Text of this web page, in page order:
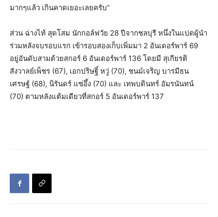
มากๆแล้ว เกินคาดเยอะเลยครับ”
ส่วน ฉ่างไท้ สุดโสม นักกอล์ฟวัย 28 ปีจากชลบุรี หนึ่งในแปดผู้นำ
ร่วมหลังจบรอบแรก เข้ารอบสองเก็บเพิ่มมา 2 อันเดอร์พาร์ 69
อยู่อันดับสามด้วยสกอร์ 6 อันเดอร์พาร์ 136 โดยมี สุเกียรติ
สังวาลย์เพ็ชร (67), เอกปริษฐิ์ หวู่ (70), ชนม์เจริญ บารมีธน
เศรษฐ์ (68), นิรันดร์ แซ่อึ้ง (70) และ เทพบดินทร์ อัมรนันทน์
(70) ตามหลังแต้มเดียวที่สกอร์ 5 อันเดอร์พาร์ 137